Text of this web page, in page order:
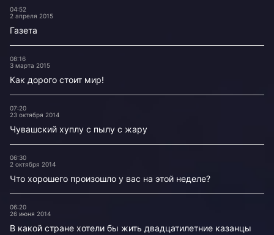
04:52
2 апреля 2015
Газета
08:16
3 марта 2015
Как дорого стоит мир!
07:20
23 октября 2014
Чувашский хуплу с пылу с жару
06:30
2 октября 2014
Что хорошего произошло у вас на этой неделе?
06:20
26 июня 2014
В какой стране хотели бы жить двадцатилетние казанцы